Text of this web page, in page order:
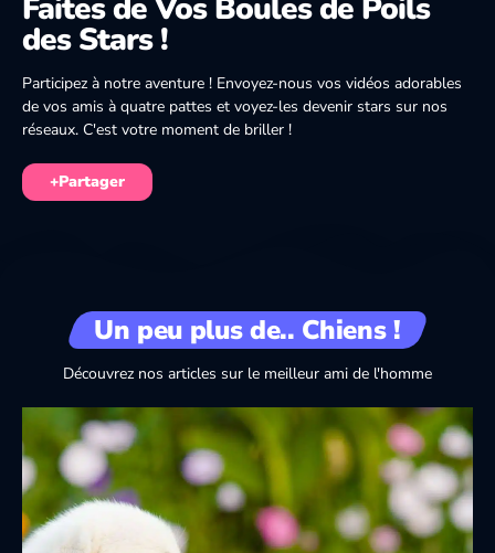
Faites de Vos Boules de Poils
des Stars !
Participez à notre aventure ! Envoyez-nous vos vidéos adorables
de vos amis à quatre pattes et voyez-les devenir stars sur nos
réseaux. C'est votre moment de briller !
+Partager
Un peu plus de.. Chiens !
Découvrez nos articles sur le meilleur ami de l'homme